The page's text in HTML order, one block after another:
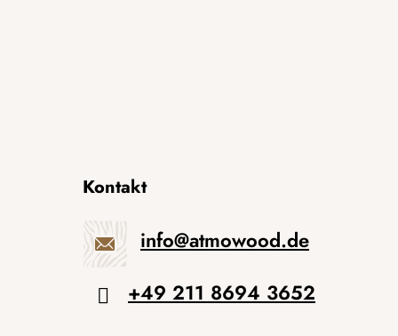
Kontakt
info@atmowood.de
+49 211 8694 3652